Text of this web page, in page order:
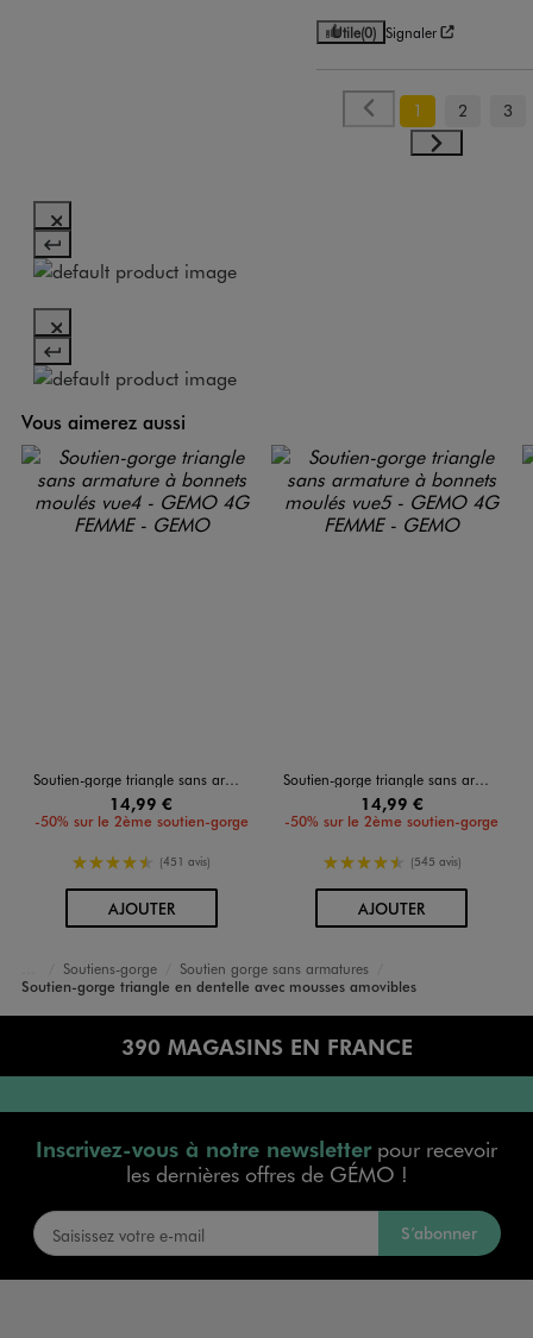
Utile(0) Signaler
1 2 3
Vous aimerez aussi
Soutien-gorge triangle sans armature à bonnets moulés
14,99 €
-50% sur le 2ème soutien-gorge
4.5/5 de moyenne
(451 avis)
AJOUTERAU PANIER
Soutien-gorge triangle sans armature à bonnets moulés
14,99 €
-50% sur le 2ème soutien-gorge
4.5/5 de moyenne
(545 avis)
AJOUTERAU PANIER
Accueil
Femme
Lingerie
Soutiens-gorge
Soutien gorge sans armatures
Soutien-gorge triangle en dentelle avec mousses amovibles
390 MAGASINS EN FRANCE
Inscrivez-vous à notre newsletterpour recevoir
les dernières offres de GÉMO !
S’abonner